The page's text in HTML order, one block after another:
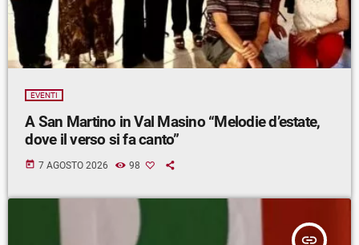
EVENTI
A San Martino in Val Masino “Melodie d’estate,
dove il verso si fa canto”
today 7 AGOSTO 2026 98
insert_link